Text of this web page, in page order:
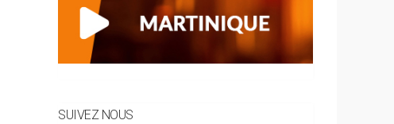
SUIVEZ NOUS